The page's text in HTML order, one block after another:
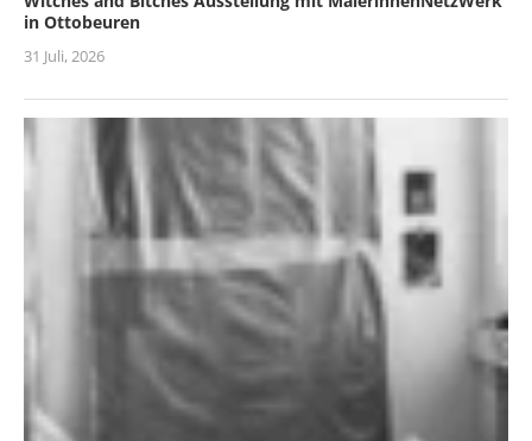
in Ottobeuren
31 Juli, 2026